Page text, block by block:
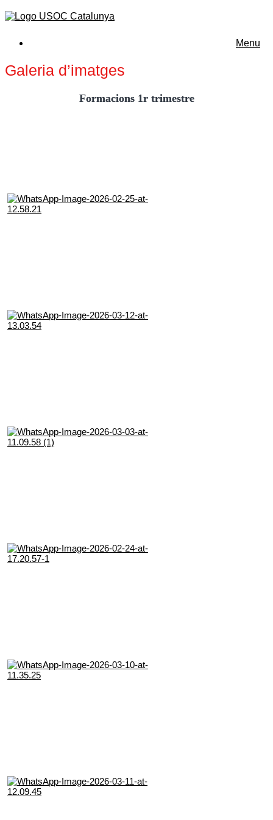
Menu
Galeria d’imatges
Formacions 1r trimestre